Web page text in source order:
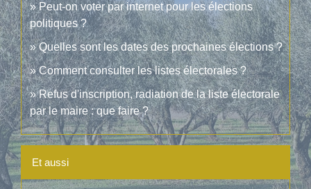
Peut-on voter par internet pour les élections
politiques ?
Quelles sont les dates des prochaines élections ?
Comment consulter les listes électorales ?
Refus d'inscription, radiation de la liste électorale
par le maire : que faire ?
Et aussi